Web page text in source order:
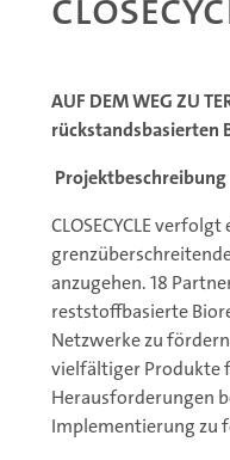
AUF DEM WEG ZU
rückstandsbasierten
Projektbeschreibung
CLOSECYCLE
anzugehen. 18
reststoffbasierte
Netzwerke zu
vielfältiger Produkte
Herausforderungen
Implementierung zu